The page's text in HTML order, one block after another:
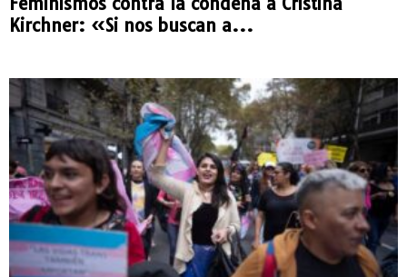
Kirchner: «Si nos buscan a...